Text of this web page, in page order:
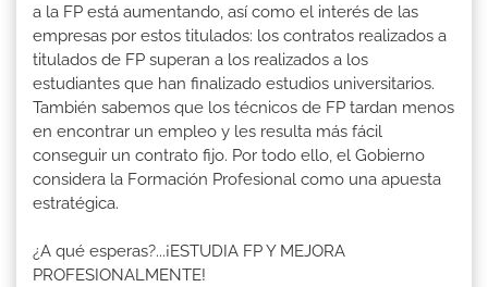
a la FP está aumentando, así como el interés de las
empresas por estos titulados: los contratos realizados a
titulados de FP superan a los realizados a los
estudiantes que han finalizado estudios universitarios.
También sabemos que los técnicos de FP tardan menos
en encontrar un empleo y les resulta más fácil
conseguir un contrato fijo. Por todo ello, el Gobierno
considera la Formación Profesional como una apuesta
estratégica.
¿A qué esperas?...¡ESTUDIA FP Y MEJORA
PROFESIONALMENTE!